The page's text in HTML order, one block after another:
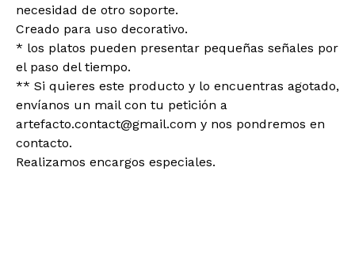
necesidad de otro soporte.
Creado para uso decorativo.
* los platos pueden presentar pequeñas señales por
el paso del tiempo.
** Si quieres este producto y lo encuentras agotado,
envíanos un mail con tu petición a
artefacto.contact@gmail.com y nos pondremos en
contacto.
Realizamos encargos especiales.